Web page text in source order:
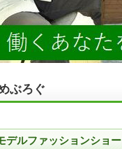
ぶろぐ
デルファッションショー